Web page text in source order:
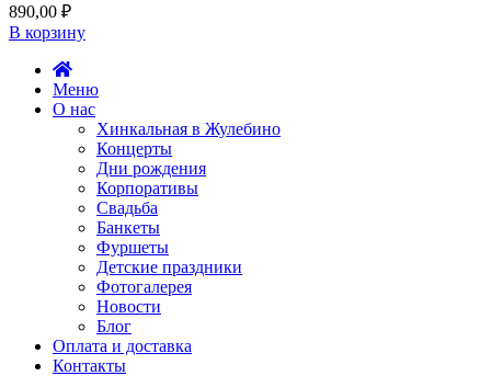
890,00 ₽
В корзину
Меню
О нас
Хинкальная в Жулебино
Концерты
Дни рождения
Корпоративы
Свадьба
Банкеты
Фуршеты
Детские праздники
Фотогалерея
Новости
Блог
Оплата и доставка
Контакты